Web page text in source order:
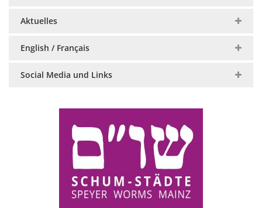
Aktuelles
English / Français
Social Media und Links